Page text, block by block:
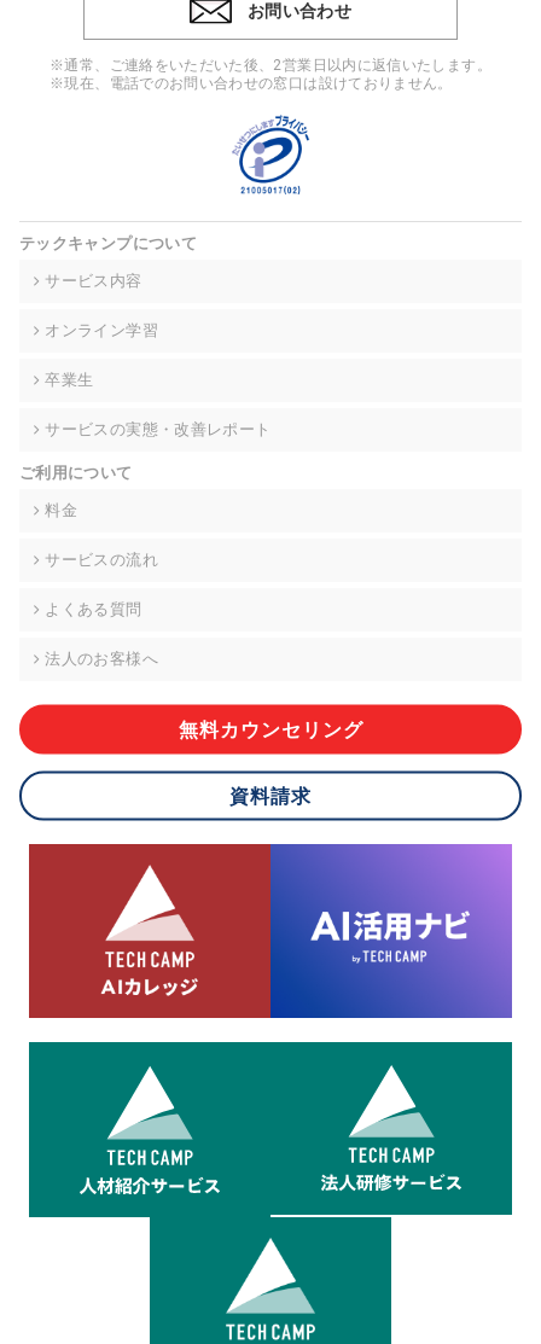
4. 個人情報の第三者提供
ンをとるために、氏名等の一部の情報をサービス内で使用する
チャットツールで発信することにより、本サービスの他の利用
者等に提供することがあります。
当社は事業運営上、前項利用目的の範囲に限って個人情報を外
高い委託先を選定し、個人情報の適正管理・機密保持について
個人情報の開示等(利用目的の通知、開示、内容の訂正・追加・
て、下記の当社問合わせ窓口に申し出ることができます。その
的な期間内に対応いたします。ただし、申請が本人確認が不可
により、ご希望に添えない場合があります。 なお、アクセスロ
グなどの個人情報以外の情報については、原則として開示等は
株式会社div 個人情報問合せ窓口
メールアドレス:privacy_policy@di-v.co.jp
ご本人様が当社に個人情報を提供されるかどうかは任意による
応ができない場合があります。
8.cookieにより取得・分析した情報とその利用について
当社は第三者が運営するデータ・マネジメント・プラットフォ
ームからcookieにより収集されたウェブの閲覧機歴及びその分
析結果を取得し、これをお客様の個人データと結びつけた上
で、広告配信等の目的で利用いたします。
お問い合わせ
※通常、ご連絡をいただいた後、2営業日以内に返信いたします。
※現在、電話でのお問い合わせの窓口は設けておりません。
テックキャンプについて
サービス内容
オンライン学習
卒業生
サービスの実態・改善レポート
ご利用について
料金
サービスの流れ
よくある質問
法人のお客様へ
無料カウンセリング
資料請求